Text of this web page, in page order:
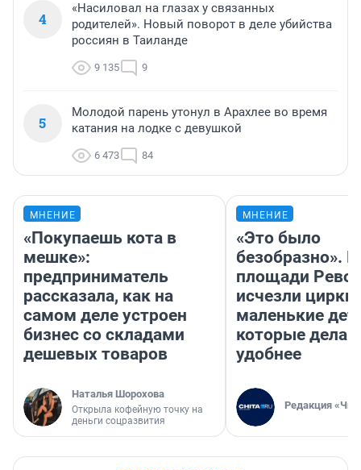
4
«Насиловал на глазах у связанных
родителей». Новый поворот в деле убийства
россиян в Таиланде
9 135 9
5
Молодой парень утонул в Арахлее во время
катания на лодке с девушкой
6 473 84
МНЕНИЕ
«Покупаешь кота в
мешке»:
предприниматель
рассказала, как на
самом деле устроен
бизнес со складами
дешевых товаров
Наталья Шорохова
Открыла кофейную точку на
деньги соцразвития
МНЕНИЕ
«Это было
безобразно».
площади
исчезли цирки
маленькие
которые
удобнее
Редакция